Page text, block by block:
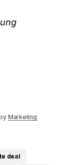
Marketing
deal